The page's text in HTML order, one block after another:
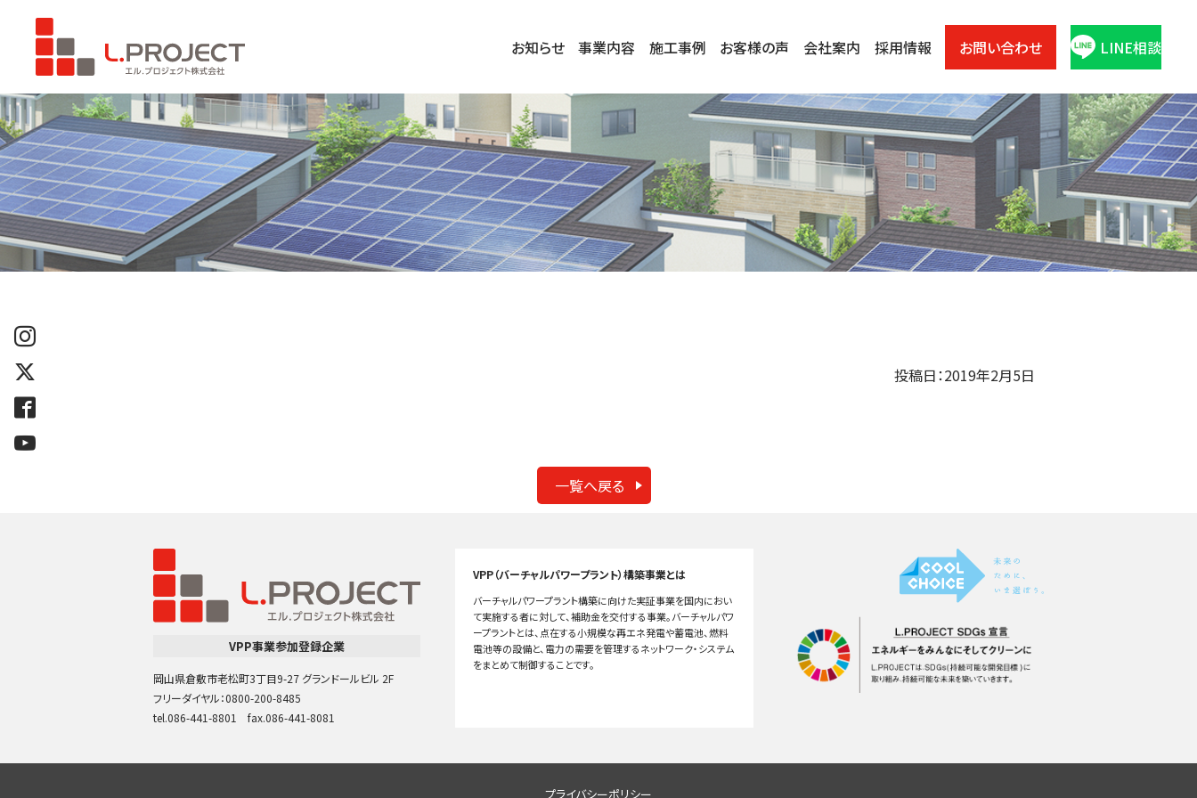
お知らせ 事業内容 施工事例 お客様の声 会社案内 採用情報 お問い合わせ LINE相談
投稿日：2019年2月5日
一覧へ戻る
VPP事業参加登録企業
岡山県倉敷市老松町3丁目9-27 グランドールビル 2F
フリーダイヤル：0800-200-8485
tel.086-441-8801 fax.086-441-8081
VPP（バーチャルパワープラント）構築事業とは
バーチャルパワープラント構築に向けた実証事業を国内におい
て実施する者に対して、補助金を交付する事業。バーチャルパワ
ープラントとは、点在する小規模な再エネ発電や蓄電池、燃料
電池等の設備と、電力の需要を管理するネットワーク・システム
をまとめて制御することです。
プライバシーポリシー